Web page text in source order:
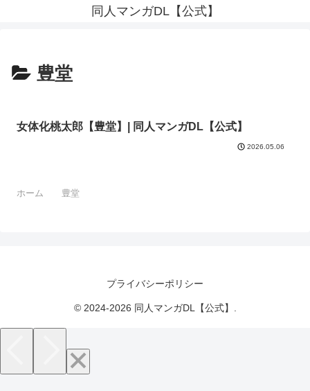
同人マンガDL【公式】
豊堂
女体化桃太郎【豊堂】| 同人マンガDL【公式】
2026.05.06
ホーム 豊堂
プライバシーポリシー
© 2024-2026 同人マンガDL【公式】.